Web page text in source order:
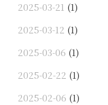
2025-03-21 (1)
2025-03-12 (1)
2025-03-06 (1)
2025-02-22 (1)
2025-02-06 (1)